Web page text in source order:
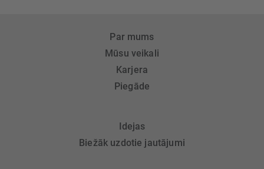
Par mums
Mūsu veikali
Karjera
Piegāde
Idejas
Biežāk uzdotie jautājumi